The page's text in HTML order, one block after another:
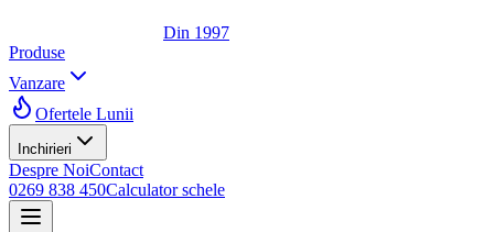
Din 1997
Produse
Vanzare
Ofertele Lunii
Inchirieri
Despre NoiContact
0269 838 450Calculator schele